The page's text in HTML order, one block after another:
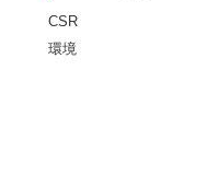
CSR
環境